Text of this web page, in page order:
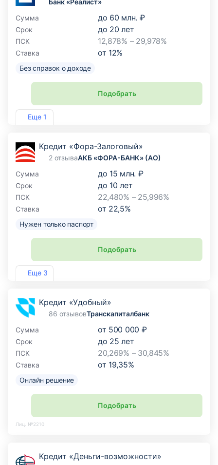
Еще 1
Банк «Реалист»
Сумма
до 60 млн. ₽
Срок до 20 лет
ПСК 12,878% – 29,978%
Ставка от 12%
Без справок о доходе
Подобрать
Лиц. №2646
Еще 3
Кредит «Фора-Залоговый»
2 отзываАКБ «ФОРА-БАНК» (АО)
Сумма
до 15 млн. ₽
Срок до 10 лет
ПСК 22,480% – 25,996%
Ставка от 22,5%
Нужен только паспорт
Подобрать
Лиц. №1885
Кредит «Удобный»
86 отзывовТранскапиталбанк
Сумма
от 500 000 ₽
Срок до 25 лет
ПСК 20,269% – 30,845%
Ставка от 19,35%
Онлайн решение
Подобрать
Лиц. №2210
Кредит «Деньги-возможности»